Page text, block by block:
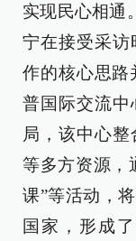
实现民心相通
宁在接受采访
作的核心思
普国际交流中
局，该中心
等多方资源，
课”等活动，
国家，形成